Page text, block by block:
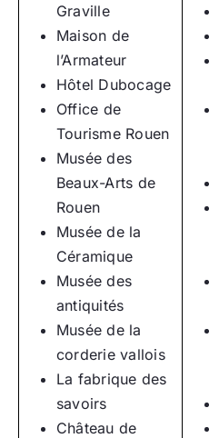
Graville
Maison de
l’Armateur
Hôtel Dubocage
Office de
Tourisme Rouen
Musée des
Beaux-Arts de
Rouen
Musée de la
Céramique
Musée des
antiquités
Musée de la
corderie vallois
La fabrique des
savoirs
Château de